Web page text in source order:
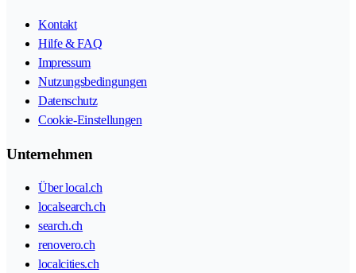
Kontakt
Hilfe & FAQ
Impressum
Nutzungsbedingungen
Datenschutz
Cookie-Einstellungen
Unternehmen
Über local.ch
localsearch.ch
search.ch
renovero.ch
localcities.ch